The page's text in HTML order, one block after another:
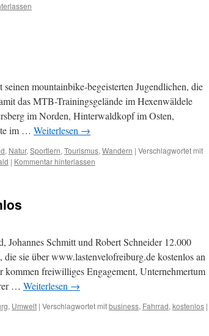
mountainbike-begeisterten Jugendlichen, die
das MTB-Trainingsgelände im Hexenwäldele
im Norden, Hinterwaldkopf im Osten,
im … Weiterlesen →
, Natur, Sportlern, Tourismus, Wandern | Verschlagwortet mit
| Kommentar hinterlassen
Schmitt und Robert Schneider 12.000
sie über www.lastenvelofreiburg.de kostenlos an
freiwilliges Engagement, Unternehmertum
… Weiterlesen →
, Umwelt | Verschlagwortet mitbusiness, Fahrrad, kostenlos |